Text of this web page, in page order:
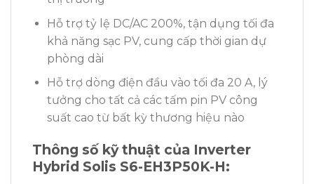
Hỗ trợ tỷ lệ DC/AC 200%, tận dụng tối đa
khả năng sạc PV, cung cấp thời gian dự
phòng dài
Hỗ trợ dòng điện đầu vào tối đa 20 A, lý
tưởng cho tất cả các tấm pin PV công
suất cao từ bất kỳ thương hiệu nào
Thông số kỹ thuật của Inverter
Hybrid Solis S6-EH3P50K-H: